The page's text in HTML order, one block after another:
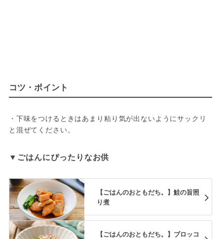
コツ・ポイント
・下味をつけるときはあまり粘り気が出ないようにサックリ
と混ぜてください。
▼ごはんにぴったりなお供
【ごはんのおともだち。】鮭の旨照
り煮
【ごはんのおともだち。】ブロッコ